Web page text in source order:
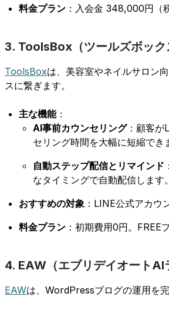
料金プラン ：入会金 348,000円（
3. ToolsBox（ツールズボック
ToolsBoxは、美容室やネイルサロン
スに繋ぎます。
主な機能：
AI事前カウンセリング：顧客が
セリング時間を大幅に短縮でき
自動ステップ配信とリマインド
なタイミングで自動配信します。
おすすめの対象 ：LINE公式アカウ
料金プラン ：初期費用0円。
4. EAW（エブリデイオートAI
EAWは、WordPressブログの運用を